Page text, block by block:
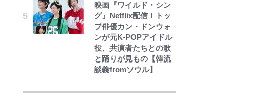
映画『ワイルド・シン
グ』Netflix配信！トッ
プ俳優カン・ドンウォ
ンが元K-POPアイドル
役、共演者たちとの歌
と踊りが見もの【韓流
談義fromソウル】